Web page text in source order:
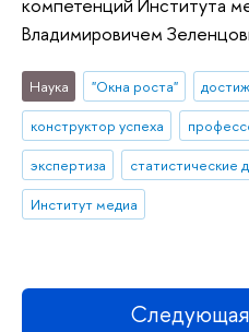
Владимировичем
Наука "Окна роста"
конструктор успеха
экспертиза
статистические
Институт медиа